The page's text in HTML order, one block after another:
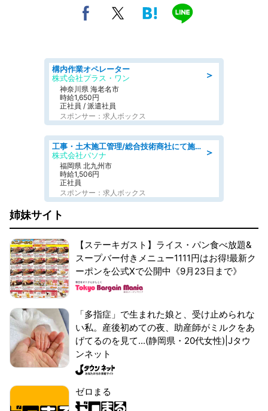
＞
構内作業オペレーター
株式会社プラス・ワン
神奈川県 海老名市
時給1,650円
正社員 / 派遣社員
スポンサー：求人ボックス
＞
工事・土木施工管理/総合技術商社にて施工管理のお仕事/即日勤務可/車通勤可/工事・土木施工管理/生産・品質管理
株式会社パソナ
福岡県 北九州市
時給1,506円
正社員
スポンサー：求人ボックス
姉妹サイト
【ステーキガスト】ライス・パン食べ放題&
スープバー付きメニュー1111円はお得!最新ク
ーポンを公式Xで公開中《9月23日まで》
「多指症」で生まれた娘と、受け止められな
い私。産後初めての夜、助産師がミルクをあ
げてるのを見て...(静岡県・20代女性)|Jタウ
ンネット
ゼロまる